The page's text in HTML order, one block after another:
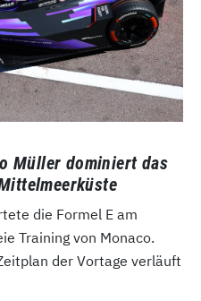
Müller dominiert das
die Formel E am
Training von Monaco.
der Vortage verläuft